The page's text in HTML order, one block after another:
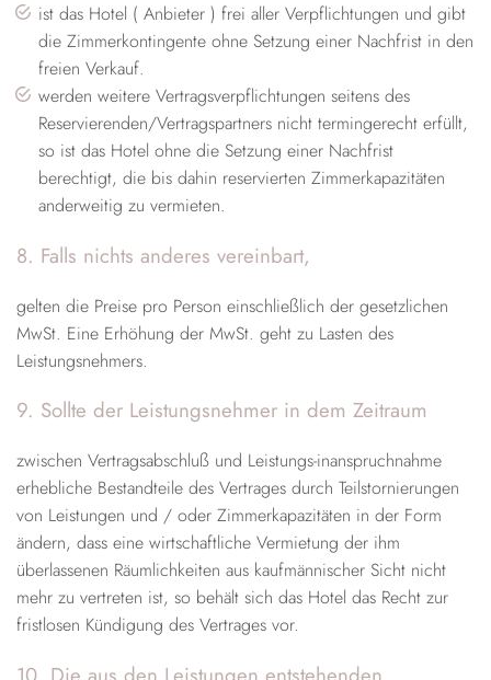
ist das Hotel ( Anbieter ) frei aller Verpflichtungen und gibt
die Zimmerkontingente ohne Setzung einer Nachfrist in den
freien Verkauf.
werden weitere Vertragsverpflichtungen seitens des
Reservierenden/Vertragspartners nicht termingerecht erfüllt,
so ist das Hotel ohne die Setzung einer Nachfrist
berechtigt, die bis dahin reservierten Zimmerkapazitäten
anderweitig zu vermieten.
8. Falls nichts anderes vereinbart,
gelten die Preise pro Person einschließlich der gesetzlichen
MwSt. Eine Erhöhung der MwSt. geht zu Lasten des
Leistungsnehmers.
9. Sollte der Leistungsnehmer in dem Zeitraum
zwischen Vertragsabschluß und Leistungs-inanspruchnahme
erhebliche Bestandteile des Vertrages durch Teilstornierungen
von Leistungen und / oder Zimmerkapazitäten in der Form
ändern, dass eine wirtschaftliche Vermietung der ihm
überlassenen Räumlichkeiten aus kaufmännischer Sicht nicht
mehr zu vertreten ist, so behält sich das Hotel das Recht zur
fristlosen Kündigung des Vertrages vor.